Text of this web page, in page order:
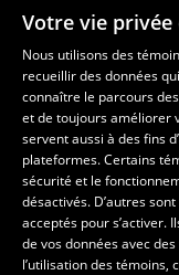
Les écoles et la
École d’architecture
École d’art
École supérieure
régional
Centre de recherche
Votre vie
Nous utilisons des
recueillir des données
connaître le parcours
et de toujours améliorer
servent aussi à des fins
plateformes. Certains
sécurité et le
désactivés. D’autres
acceptés pour s’activer.
de vos données avec
l’utilisation des témoins,